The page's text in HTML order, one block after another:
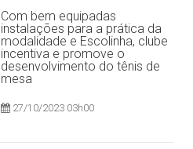
Com bem equipadas
instalações para a prática da
modalidade e Escolinha, clube
incentiva e promove o
desenvolvimento do tênis de
mesa
27/10/2023 03h00